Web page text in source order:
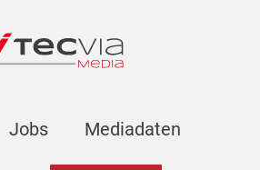
Jobs Mediadaten